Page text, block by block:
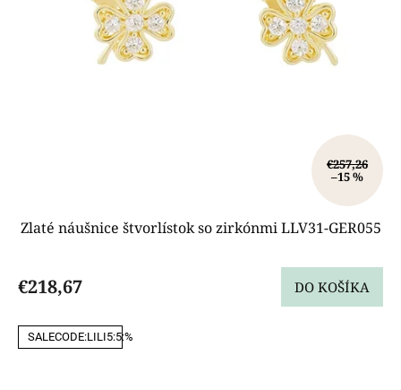
€257,26
–15 %
Zlaté náušnice štvorlístok so zirkónmi LLV31-GER055
€218,67 DO KOŠÍKA
SALECODE:LILI5:5:%